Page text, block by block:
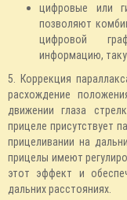
цифровые или
позволяют
цифровой
информацию,
5. Коррекция
расхождение
движении глаза
прицеле присутствует
прицеливании на
прицелы имеют
этот эффект и
дальних расстояниях.